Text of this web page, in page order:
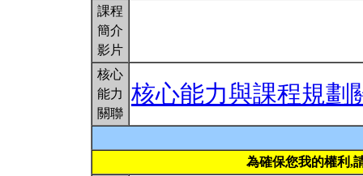
課程
簡介
影片
核心
能力
關聯
核心能力與課程規劃
為確保您我的權利,